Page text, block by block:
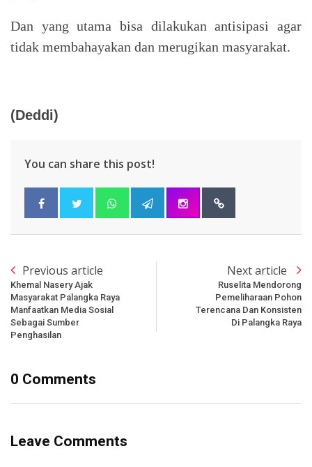
Dan yang utama bisa dilakukan antisipasi agar
tidak membahayakan dan merugikan masyarakat.
(Deddi)
You can share this post!
Previous article
Khemal Nasery Ajak
Masyarakat Palangka Raya
Manfaatkan Media Sosial
Sebagai Sumber
Penghasilan
Next article
Ruselita Mendorong
Pemeliharaan Pohon
Terencana Dan Konsisten
Di Palangka Raya
0 Comments
Leave Comments